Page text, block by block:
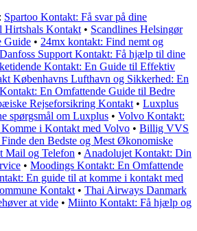
Spartoo Kontakt: Få svar på dine
Hirtshals Kontakt • Scandlines Helsingør
Guide • 24mx kontakt: Find nemt og
Danfoss Support Kontakt: Få hjælp til dine
Kontakt: En Guide til Effektiv
Københavns Lufthavn og Sikkerhed: En
En Omfattende Guide til Bedre
Rejseforsikring Kontakt • Luxplus
spørgsmål om Luxplus • Volvo Kontakt:
i Kontakt med Volvo • Billig VVS
den Bedste og Mest Økonomiske
Mail og Telefon • Anadolujet Kontakt: Din
• Moodings Kontakt: En Omfattende
En guide til at komme i kontakt med
Kontakt • Thai Airways Danmark
at vide • Miinto Kontakt: Få hjælp og